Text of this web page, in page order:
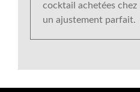
cocktail achetées
un ajustement parfait.